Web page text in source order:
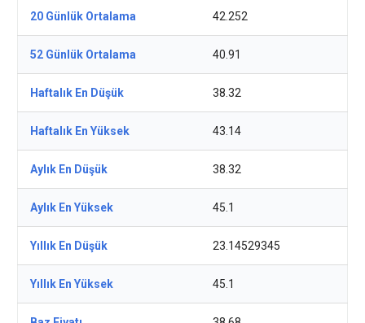
20 Günlük Ortalama 42.252
52 Günlük Ortalama 40.91
Haftalık En Düşük 38.32
Haftalık En Yüksek 43.14
Aylık En Düşük 38.32
Aylık En Yüksek 45.1
Yıllık En Düşük 23.14529345
Yıllık En Yüksek 45.1